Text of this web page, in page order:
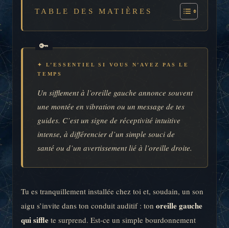
TABLE DES MATIÈRES
✦ L’ESSENTIEL SI VOUS N’AVEZ PAS LE
TEMPS
Un sifflement à l’oreille gauche annonce souvent
une montée en vibration ou un message de tes
guides. C’est un signe de réceptivité intuitive
intense, à différencier d’un simple souci de
santé ou d’un avertissement lié à l’oreille droite.
Tu es tranquillement installée chez toi et, soudain, un son
aigu s’invite dans ton conduit auditif : ton oreille gauche
qui siffle te surprend. Est-ce un simple bourdonnement